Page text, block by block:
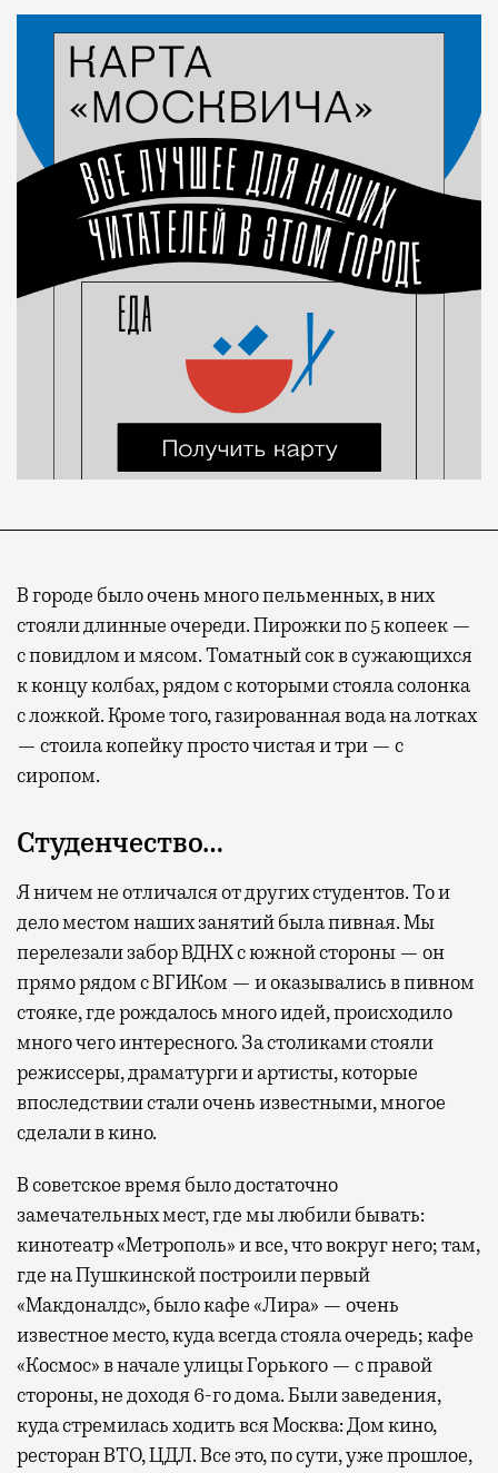
В городе было очень много пельменных, в них
стояли длинные очереди. Пирожки по 5 копеек —
с повидлом и мясом. Томатный сок в сужающихся
к концу колбах, рядом с которыми стояла солонка
с ложкой. Кроме того, газированная вода на лотках
— стоила копейку просто чистая и три — с
сиропом.
Студенчество…
Я ничем не отличался от других студентов. То и
дело местом наших занятий была пивная. Мы
перелезали забор ВДНХ с южной стороны — он
прямо рядом с ВГИКом — и оказывались в пивном
стояке, где рождалось много идей, происходило
много чего интересного. За столиками стояли
режиссеры, драматурги и артисты, которые
впоследствии стали очень известными, многое
сделали в кино.
В советское время было достаточно
замечательных мест, где мы любили бывать:
кинотеатр «Метрополь» и все, что вокруг него; там,
где на Пушкинской построили первый
«Макдоналдс», было кафе «Лира» — очень
известное место, куда всегда стояла очередь; кафе
«Космос» в начале улицы Горького — с правой
стороны, не доходя 6-го дома. Были заведения,
куда стремилась ходить вся Москва: Дом кино,
ресторан ВТО, ЦДЛ. Все это, по сути, уже прошлое,